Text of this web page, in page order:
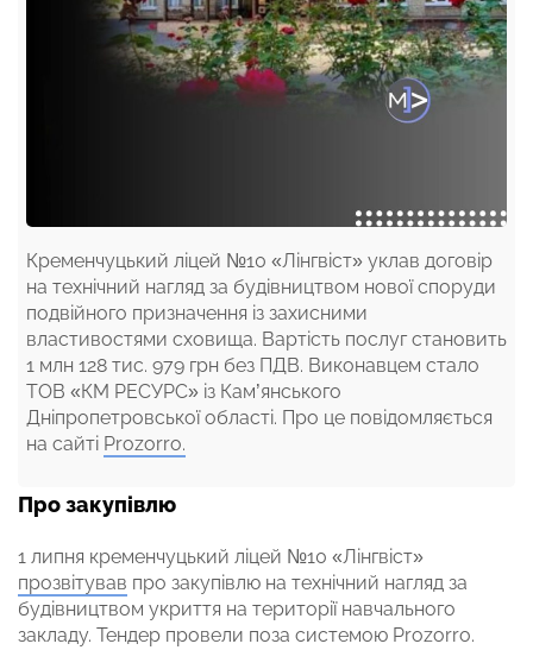
Кременчуцький ліцей №10 «Лінгвіст» уклав договір
на технічний нагляд за будівництвом нової споруди
подвійного призначення із захисними
властивостями сховища. Вартість послуг становить
1 млн 128 тис. 979 грн без ПДВ. Виконавцем стало
ТОВ «КМ РЕСУРС» із Кам’янського
Дніпропетровської області. Про це повідомляється
на сайті Prozorro.
Про закупівлю
1 липня кременчуцький ліцей №10 «Лінгвіст»
прозвітував про закупівлю на технічний нагляд за
будівництвом укриття на території навчального
закладу. Тендер провели поза системою Prozorro.